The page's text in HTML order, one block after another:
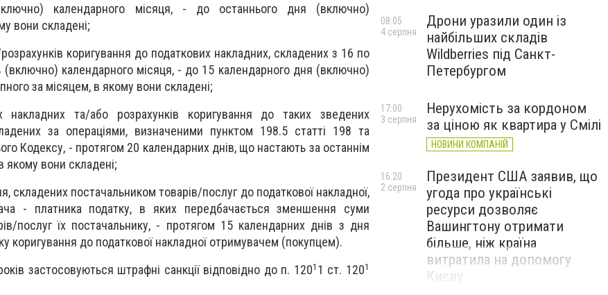
календарного місяця, - до останнього дня (включно)
вони складені;
коригування до податкових накладних, складених з 16 по
(включно) календарного місяця, - до 15 календарного дня (включно)
за місяцем, в якому вони складені;
накладних та/або розрахунків коригування до таких зведених
за операціями, визначеними пунктом 198.5 статті 198 та
Кодексу, - протягом 20 календарних днів, що настають за останнім
вони складені;
складених постачальником товарів/послуг до податкової накладної,
- платника податку, в яких передбачається зменшення суми
послуг їх постачальнику, - протягом 15 календарних днів з дня
коригування до податкової накладної отримувачем (покупцем).
застосовуються штрафні санкції відповідно до п. 1201 1 ст. 1201
Дрони уразили один із
найбільших складів
Wildberries під Санкт-
Петербургом
08:05
4 серпня
Нерухомість за кордоном
за ціною як квартира у Смілі
НОВИНИ КОМПАНІЙ
17:00
3 серпня
Президент США заявив, що
угода про українські
ресурси дозволяє
Вашингтону отримати
більше, ніж країна
витратила на допомогу
Києву
16:20
2 серпня